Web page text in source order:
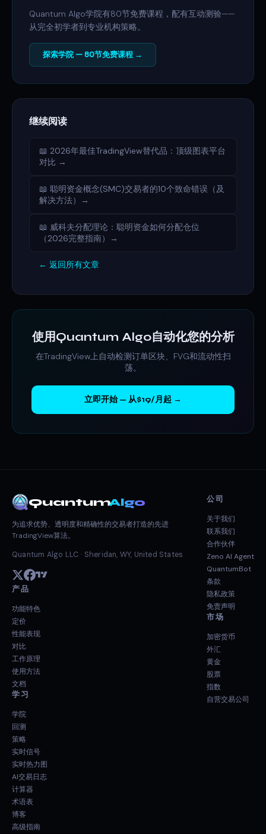
Quantum Algo学院有80节免费课程，配有互动测验——
从完全初学者到专业机构策略。
探索学院 — 80节免费课程 →
继续阅读
📖 2026年最佳TradingView替代品：顶级图表平台
对比 →
📖 聪明资金概念(SMC)交易者的10个致命错误（及
解决方法）→
📖 威科夫分配理论：聪明资金如何分配仓位
（2026完整指南）→
← 返回所有文章
使用Quantum Algo自动化您的分析
在TradingView上自动检测订单区块、FVG和流动性扫
荡。
立即开始 — 从$19/月起 →
QuantumAlgo
为追求优势、透明度和精确性的交易者打造的先进
TradingView算法。
Quantum Algo LLC · Sheridan, WY, United States
产品
功能特色
定价
性能表现
对比
工作原理
使用方法
文档
学习
学院
回测
策略
实时信号
实时热力图
AI交易日志
计算器
术语表
博客
高级指南
公司
关于我们
联系我们
合作伙伴
Zeno AI Agent
QuantumBot
条款
隐私政策
免责声明
市场
加密货币
外汇
黄金
股票
指数
自营交易公司